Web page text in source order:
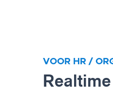
VOOR HR /